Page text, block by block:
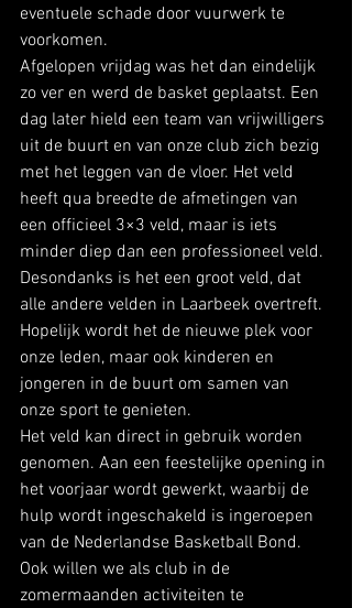
eventuele schade door vuurwerk te
voorkomen.
Afgelopen vrijdag was het dan eindelijk
zo ver en werd de basket geplaatst. Een
dag later hield een team van vrijwilligers
uit de buurt en van onze club zich bezig
met het leggen van de vloer. Het veld
heeft qua breedte de afmetingen van
een officieel 3×3 veld, maar is iets
minder diep dan een professioneel veld.
Desondanks is het een groot veld, dat
alle andere velden in Laarbeek overtreft.
Hopelijk wordt het de nieuwe plek voor
onze leden, maar ook kinderen en
jongeren in de buurt om samen van
onze sport te genieten.
Het veld kan direct in gebruik worden
genomen. Aan een feestelijke opening in
het voorjaar wordt gewerkt, waarbij de
hulp wordt ingeschakeld is ingeroepen
van de Nederlandse Basketball Bond.
Ook willen we als club in de
zomermaanden activiteiten te